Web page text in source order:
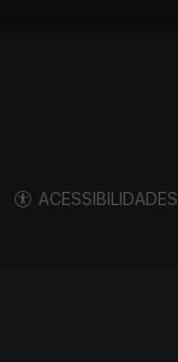
ACESSIBILIDADES